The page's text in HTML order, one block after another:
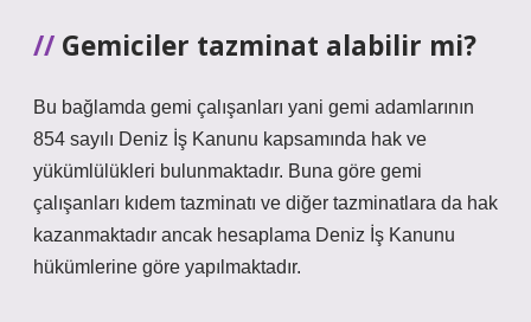
Gemiciler tazminat alabilir mi?
Bu bağlamda gemi çalışanları yani gemi adamlarının
854 sayılı Deniz İş Kanunu kapsamında hak ve
yükümlülükleri bulunmaktadır. Buna göre gemi
çalışanları kıdem tazminatı ve diğer tazminatlara da hak
kazanmaktadır ancak hesaplama Deniz İş Kanunu
hükümlerine göre yapılmaktadır.